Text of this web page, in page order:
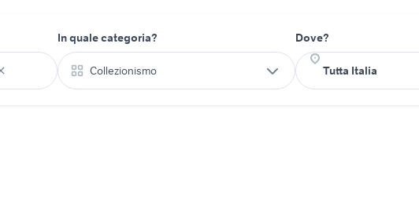
In quale categoria?
Collezionismo
Dove?